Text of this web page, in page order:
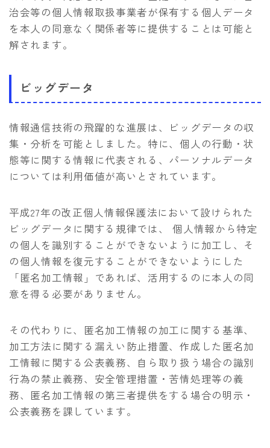
治会等の個人情報取扱事業者が保有する個人データ
を本人の同意なく関係者等に提供することは可能と
解されます。
ビッグデータ
情報通信技術の飛躍的な進展は、ビッグデータの収
集・分析を可能としました。特に、個人の行動・状
態等に関する情報に代表される、パーソナルデータ
については利用価値が高いとされています。
平成27年の改正個人情報保護法において設けられた
ビッグデータに関する規律では、 個人情報から特定
の個人を識別することができないように加工し、そ
の個人情報を復元することができないようにした
「匿名加工情報」であれば、活用するのに本人の同
意を得る必要がありません。
その代わりに、匿名加工情報の加工に関する基準、
加工方法に関する漏えい防止措置、作成した匿名加
工情報に関する公表義務、自ら取り扱う場合の識別
行為の禁止義務、安全管理措置・苦情処理等の義
務、匿名加工情報の第三者提供をする場合の明示・
公表義務を課しています。